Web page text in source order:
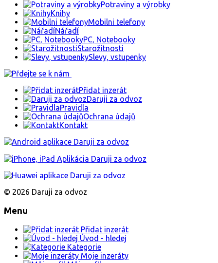
Potraviny a výrobky
Knihy
Mobilni telefony
Nářadí
PC, Notebooky
Starožitnosti
Slevy, vstupenky
Přidat inzerát
Daruji za odvoz
Pravidla
Ochrana údajů
Kontakt
© 2026 Daruji za odvoz
Menu
Přidat inzerát
Úvod - hledej
Kategorie
Moje inzeráty